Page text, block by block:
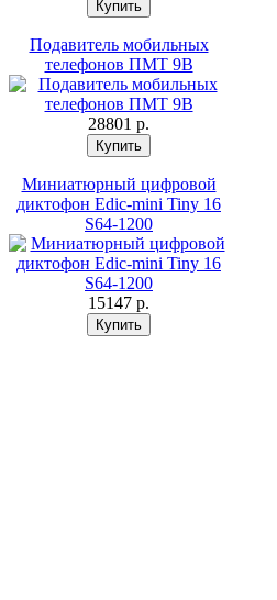
Подавитель мобильных
телефонов ПМТ 9В
28801 p.
Миниатюрный цифровой
диктофон Edic-mini Tiny 16
S64-1200
15147 p.